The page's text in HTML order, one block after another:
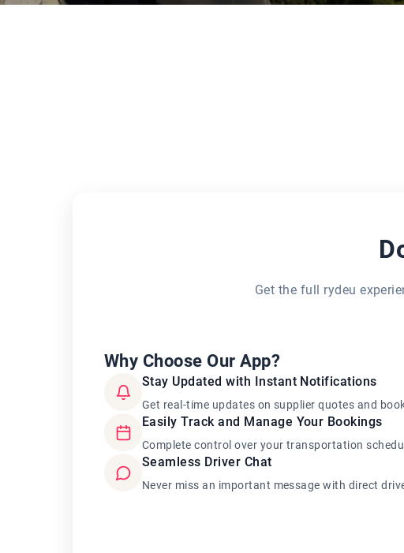
Get the full rydeu
Why Choose Our App?
Stay Updated with Instant Notifications
Get real-time updates on supplier quotes and
Easily Track and Manage Your Bookings
Complete control over your transportation
Seamless Driver Chat
Never miss an important message with direct